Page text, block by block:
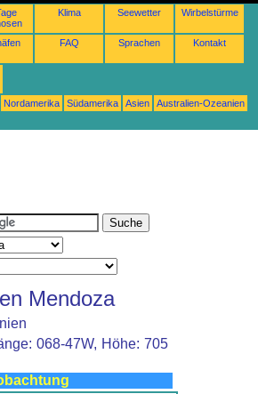
Klima Seewetter Wirbelstürme
FAQ Sprachen Kontakt
Nordamerika Südamerika Asien
Australien-Ozeanien
Mendoza
068-47W, Höhe: 705